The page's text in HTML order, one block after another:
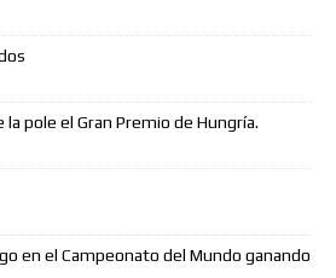
pole el Gran Premio de Hungría.
en el Campeonato del Mundo ganando